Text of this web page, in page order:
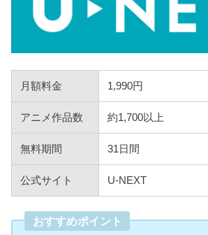
月額料金 1,990円
アニメ作品数 約1,700以上
無料期間 31日間
公式サイト U-NEXT
おすすめポイント